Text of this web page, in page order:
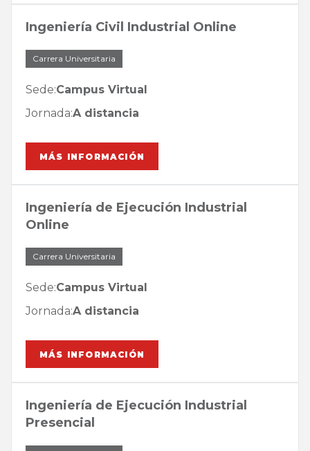
Ingeniería Civil Industrial Online
Carrera Universitaria
Sede:Campus Virtual
Jornada:A distancia
MÁS INFORMACIÓN
Ingeniería de Ejecución Industrial
Online
Carrera Universitaria
Sede:Campus Virtual
Jornada:A distancia
MÁS INFORMACIÓN
Ingeniería de Ejecución Industrial
Presencial